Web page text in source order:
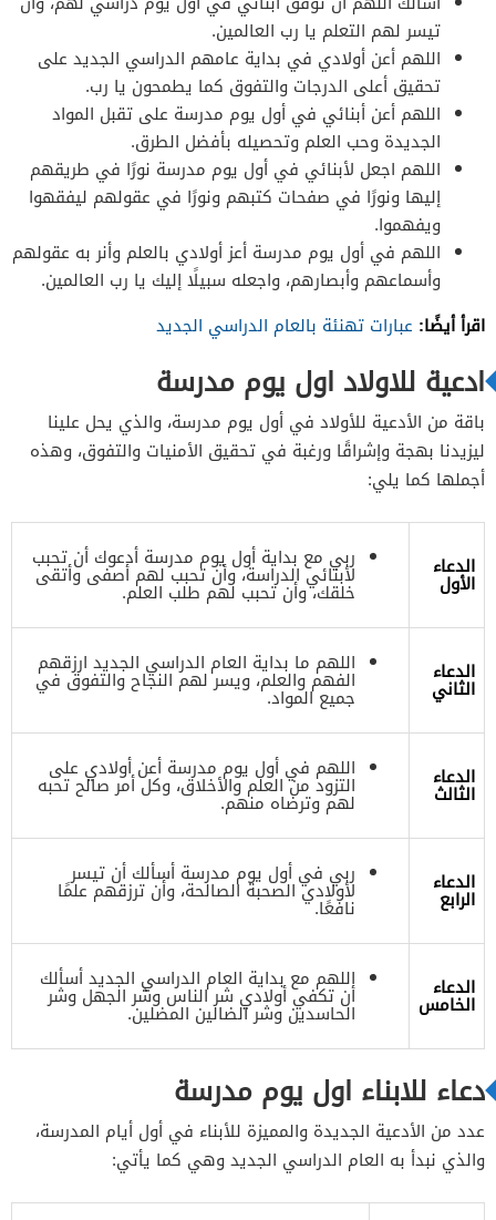
تيسر لهم التعلم يا رب العالمين.
اللهم أعن أولادي في بداية عامهم الدراسي الجديد على
تحقيق أعلى الدرجات والتفوق كما يطمحون يا رب.
اللهم أعن أبنائي في أول يوم مدرسة على تقبل المواد
الجديدة وحب العلم وتحصيله بأفضل الطرق.
اللهم اجعل لأبنائي في أول يوم مدرسة نورًا في طريقهم
إليها ونورًا في صفحات كتبهم ونورًا في عقولهم ليفقهوا
ويفهموا.
اللهم في أول يوم مدرسة أعز أولادي بالعلم وأنر به عقولهم
وأسماعهم وأبصارهم، واجعله سبيلًا إليك يا رب العالمين.
اقرأ أيضًا: عبارات تهنئة بالعام الدراسي الجديد
ادعية للاولاد اول يوم مدرسة
باقة من الأدعية للأولاد في أول يوم مدرسة، والذي يحل علينا
ليزيدنا بهجة وإشراقًا ورغبة في تحقيق الأمنيات والتفوق، وهذه
أجملها كما يلي:
الدعاء
الأول
ربي مع بداية أول يوم مدرسة أدعوك أن تحبب
لأبنائي الدراسة، وأن تحبب لهم أصفى وأتقى
خلقك، وأن تحبب لهم طلب العلم.
الدعاء
الثاني
اللهم ما بداية العام الدراسي الجديد ارزقهم
الفهم والعلم، ويسر لهم النجاح والتفوق في
جميع المواد.
الدعاء
الثالث
اللهم في أول يوم مدرسة أعن أولادي على
التزود من العلم والأخلاق، وكل أمر صالح تحبه
لهم وترضاه منهم.
الدعاء
الرابع
ربي في أول يوم مدرسة أسألك أن تيسر
لأولادي الصحبة الصالحة، وأن ترزقهم علمًا
نافعًا.
الدعاء
الخامس
اللهم مع بداية العام الدراسي الجديد أسألك
أن تكفي أولادي شر الناس وشر الجهل وشر
الحاسدين وشر الضالين المضلين.
دعاء للابناء اول يوم مدرسة
عدد من الأدعية الجديدة والمميزة للأبناء في أول أيام المدرسة،
والذي نبدأ به العام الدراسي الجديد وهي كما يأتي: